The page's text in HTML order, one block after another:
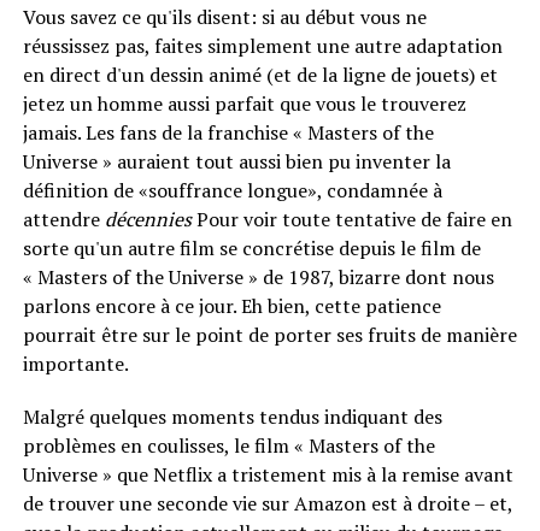
Vous savez ce qu'ils disent: si au début vous ne
réussissez pas, faites simplement une autre adaptation
en direct d'un dessin animé (et de la ligne de jouets) et
jetez un homme aussi parfait que vous le trouverez
jamais. Les fans de la franchise « Masters of the
Universe » auraient tout aussi bien pu inventer la
définition de «souffrance longue», condamnée à
attendre décenniesPour voir toute tentative de faire en
sorte qu'un autre film se concrétise depuis le film de
« Masters of the Universe » de 1987, bizarre dont nous
parlons encore à ce jour. Eh bien, cette patience
pourrait être sur le point de porter ses fruits de manière
importante.
Malgré quelques moments tendus indiquant des
problèmes en coulisses, le film « Masters of the
Universe » que Netflix a tristement mis à la remise avant
de trouver une seconde vie sur Amazon est à droite – et,